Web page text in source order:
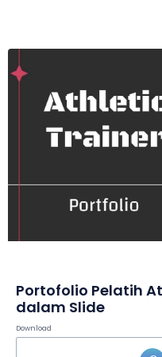
Portofolio Pelatih
dalam Slide
Download